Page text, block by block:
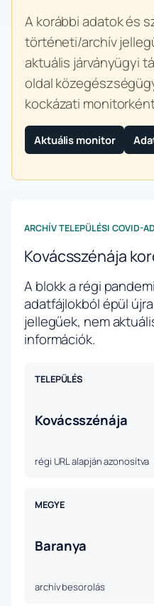
A korábbi adatok és
történeti/archív
aktuális járványügyi
oldal
kockázati
Aktuális monitor
ARCHÍV TELEPÜLÉSI COVID-
Kovácsszénája
A blokk a régi
adatfájlokból épül
jellegűek, nem
információk.
TELEPÜLÉS
Kovácsszénája
régi URL alapján azonosítva
MEGYE
Baranya
archív besorolás